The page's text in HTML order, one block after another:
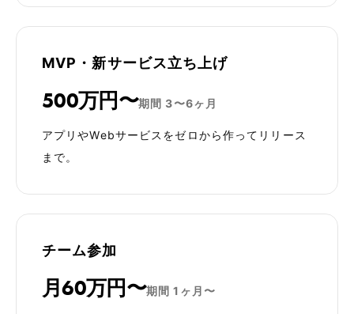
MVP・新サービス立ち上げ
500万円〜期間 3〜6ヶ月
アプリやWebサービスをゼロから作ってリリース
まで。
チーム参加
月60万円〜期間1ヶ月〜